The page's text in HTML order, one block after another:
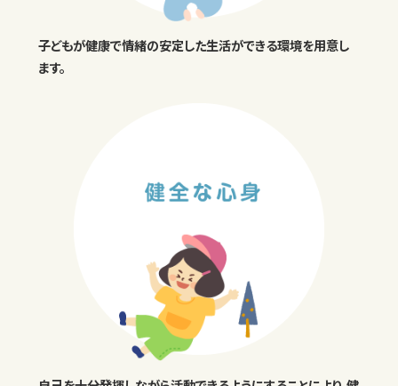
子どもが健康で情緒の安定した生活ができる環境を用意し
ます。